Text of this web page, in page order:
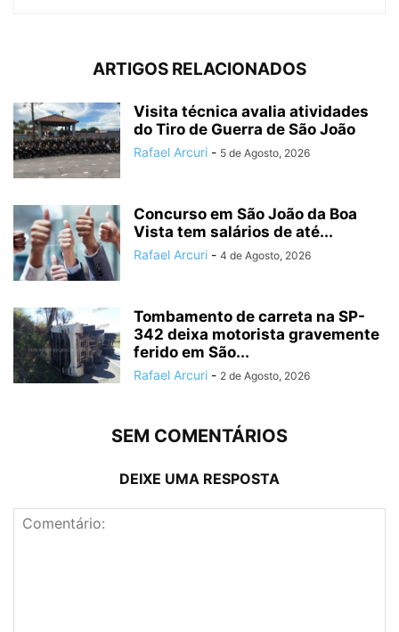
ARTIGOS RELACIONADOS
Visita técnica avalia atividades
do Tiro de Guerra de São João
Rafael Arcuri - 5 de Agosto, 2026
Concurso em São João da Boa
Vista tem salários de até...
Rafael Arcuri - 4 de Agosto, 2026
Tombamento de carreta na SP-
342 deixa motorista gravemente
ferido em São...
Rafael Arcuri - 2 de Agosto, 2026
SEM COMENTÁRIOS
DEIXE UMA RESPOSTA